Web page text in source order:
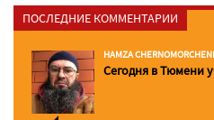
ПОСЛЕДНИЕ КОММЕНТАРИИ
HAMZA
Сегодня в Тюмени